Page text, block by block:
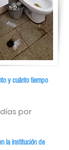
y cuánto tiempo
por
la institución de